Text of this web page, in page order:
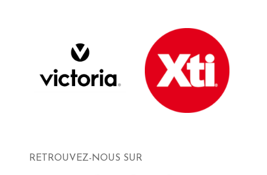
RETROUVEZ-NOUS SUR